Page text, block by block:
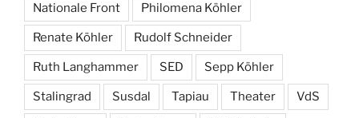
Nationale Front Philomena Köhler
Renate Köhler Rudolf Schneider
Ruth Langhammer SED Sepp Köhler
Stalingrad Susdal Tapiau Theater VdS